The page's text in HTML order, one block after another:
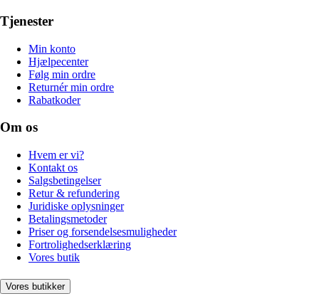
Tjenester
Min konto
Hjælpecenter
Følg min ordre
Returnér min ordre
Rabatkoder
Om os
Hvem er vi?
Kontakt os
Salgsbetingelser
Retur & refundering
Juridiske oplysninger
Betalingsmetoder
Priser og forsendelsesmuligheder
Fortrolighedserklæring
Vores butik
Vores butikker